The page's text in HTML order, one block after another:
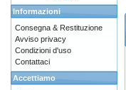
Informazioni
Consegna & Restituzione
Avviso privacy
Condizioni d'uso
Contattaci
Accettiamo